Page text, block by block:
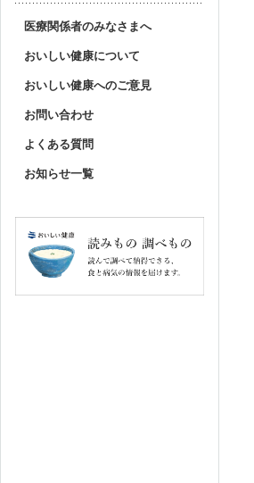
医療関係者のみなさまへ
おいしい健康について
おいしい健康へのご意見
お問い合わせ
よくある質問
お知らせ一覧